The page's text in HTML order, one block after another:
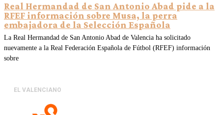
Real Hermandad de San Antonio Abad pide a la
RFEF información sobre Musa, la perra
embajadora de la Selección Española
La Real Hermandad de San Antonio Abad de Valencia ha solicitado
nuevamente a la Real Federación Española de Fútbol (RFEF) información
sobre
EL VALENCIANO